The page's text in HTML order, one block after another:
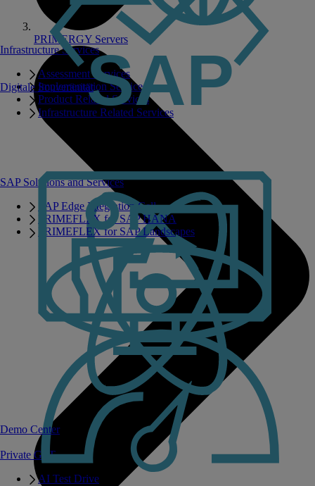
Infrastructure Services
Assessment Services
Implementation Services
Product Related Services
Infrastructure Related Services
Private GPT
AI Test Drive
SAP Solutions and Services
SAP Edge Integration Cell
PRIMEFLEX for SAP HANA
PRIMEFLEX for SAP Landscapes
Digitale Souveränität
Demo Center
PRIMERGY Servers